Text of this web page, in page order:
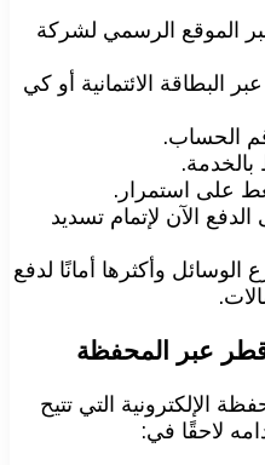
الموقع الرسمي لشركة
البطاقة الائتمانية أو كي
الحساب.
بالخدمة.
على استمرار.
الآن لإتمام تسديد
وأكثرها أمانًا لدفع
قطر عبر المحفظة
الإلكترونية التي تتيح
لاحقًا في: